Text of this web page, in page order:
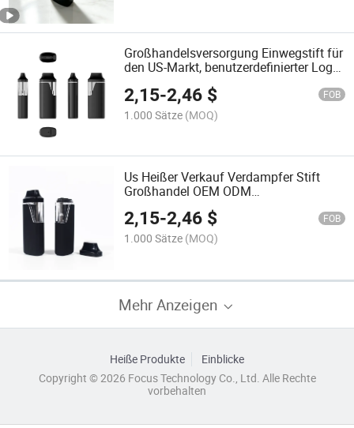
Großhandelsversorgung Einwegstift für
den US-Markt, benutzerdefinierter Logo-
Diamanten 1.0ml 2.0ml 1g 2g
Fabrikdirektpreis
2,15-2,46 $ FOB
1.000 Sätze (MOQ)
Us Heißer Verkauf Verdampfer Stift
Großhandel OEM ODM
Benutzerdefiniertes Logo Destillat Live
Harz 1ml 2ml 1g 2g
2,15-2,46 $ FOB
1.000 Sätze (MOQ)
Mehr Anzeigen
Heiße Produkte
Einblicke
Copyright © 2026 Focus Technology Co., Ltd. Alle Rechte
vorbehalten